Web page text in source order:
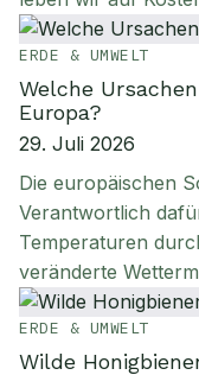
ERDE & UMWELT
Welche
Europa?
29. Juli 2026
Die europäischen
Verantwortlich
Temperaturen
veränderte
ERDE & UMWELT
Wilde